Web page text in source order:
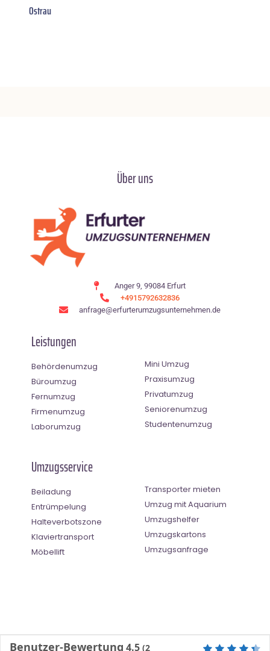
Ostrau
Über uns
Anger 9, 99084 Erfurt
+4915792632836
anfrage@erfurterumzugsunternehmen.de
Leistungen
Behördenumzug
Büroumzug
Fernumzug
Firmenumzug
Laborumzug
Mini Umzug
Praxisumzug
Privatumzug
Seniorenumzug
Studentenumzug
Umzugsservice
Beiladung
Entrümpelung
Halteverbotszone
Klaviertransport
Möbellift
Transporter mieten
Umzug mit Aquarium
Umzugshelfer
Umzugskartons
Umzugsanfrage
Benutzer-Bewertung 4.5 (2